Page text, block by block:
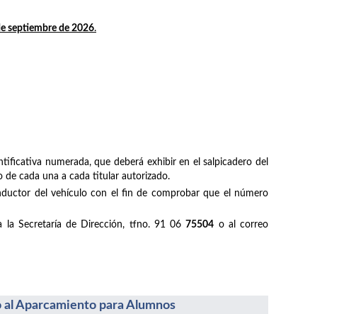
septiembre de 2026.
numerada, que deberá exhibir en el salpicadero del
de cada una a cada titular autorizado.
del vehículo con el fin de comprobar que el número
la Secretaría de Dirección, tfno. 91 06 75504 o al correo
Aparcamiento para Alumnos